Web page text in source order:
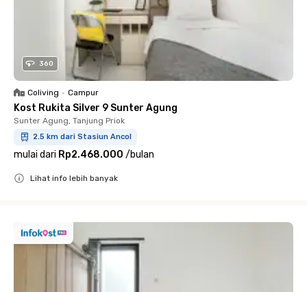
360
Coliving • Campur
Kost Rukita Silver 9 Sunter Agung
Sunter Agung, Tanjung Priok
2.5 km dari Stasiun Ancol
mulai dari Rp2.468.000 /bulan
Lihat info lebih banyak